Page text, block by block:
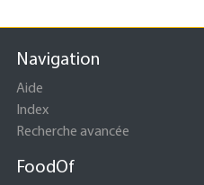
Navigation
Aide
Index
Recherche avancée
FoodOf